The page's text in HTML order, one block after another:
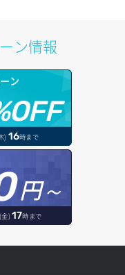
ン情報
ン
) 16時まで
円～
金) 17時まで